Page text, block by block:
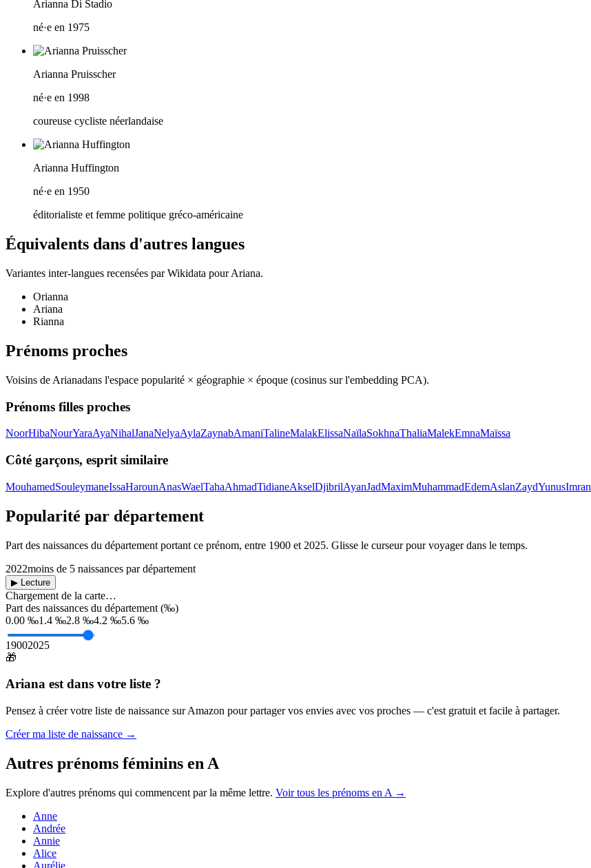
Arianna Di Stadio
né·e en 1975
Arianna Pruisscher
né·e en 1998
coureuse cycliste néerlandaise
Arianna Huffington
né·e en 1950
éditorialiste et femme politique gréco-américaine
Équivalents dans d'autres langues
Variantes inter-langues recensées par Wikidata pourAriana.
Orianna
Ariana
Rianna
Prénoms proches
Voisins de Arianadans l'espace popularité × géographie × époque (cosinus sur l'embedding PCA).
Prénoms filles proches
NoorHibaNourYaraAyaNihalJanaNelyaAylaZaynabAmaniTalineMalakElissaNaïlaSokhnaThaliaMalekEmnaMaïssa
Côté garçons, esprit similaire
MouhamedSouleymaneIssaHarounAnasWaelTahaAhmadTidianeAkselDjibrilAyanJadMaximMuhammadEdemAslanZaydYunusImran
Popularité par département
Part des naissances du département portant ce prénom, entre 1900 et 2025. Glisse le curseur pour voyager dans le temps.
2022moins de 5 naissances par département
▶ Lecture
Chargement de la carte…
Part des naissances du département (‰)
0.00 ‰1.4 ‰2.8 ‰4.2 ‰5.6 ‰
19002025
🎁
Ariana est dans votre liste ?
Pensez à créer votre liste de naissance sur Amazon pour partager vos envies avec vos proches — c'est gratuit et facile à partager.
Créer ma liste de naissance →
Autres prénoms féminins en A
Explore d'autres prénoms qui commencent par la même lettre. Voir tous les prénoms en A →
Anne
Andrée
Annie
Alice
Aurélie